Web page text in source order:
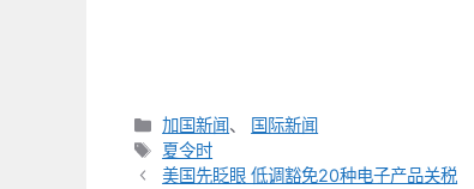
分
类
加国新闻、
国际新闻
标
签
夏令时
美国先眨眼 低调豁免20种电子产品关税